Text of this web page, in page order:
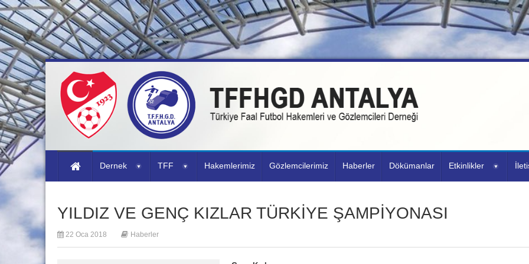
Dernek TFF Hakemlerimiz Gözlemcilerimiz Haberler Dökümanlar Etkinlikler
YILDIZ VE GENÇ KIZLAR TÜRKİYE ŞAMPİYONASI
22 Oca 2018 Haberler